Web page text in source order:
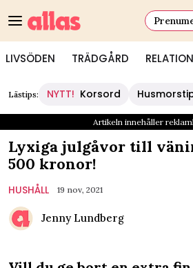
LIVSÖDEN TRÄDGÅRD
Lästips: NYTT! Korsord
Artikeln innehåller
Lyxiga julgåvor till
500 kronor!
HUSHÅLL 19 nov, 2021
Jenny Lundberg